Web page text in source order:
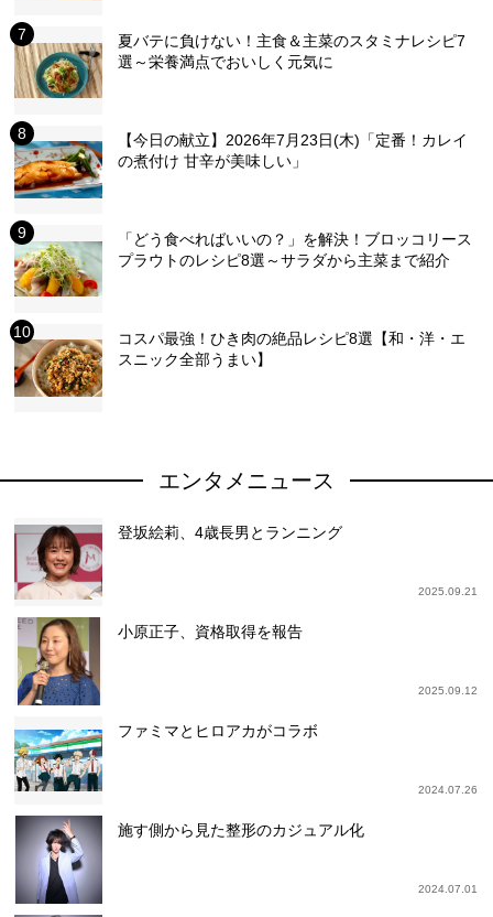
夏バテに負けない！主食＆主菜のスタミナレシピ7
選～栄養満点でおいしく元気に
【今日の献立】2026年7月23日(木)「定番！カレイ
の煮付け 甘辛が美味しい」
「どう食べればいいの？」を解決！ブロッコリース
プラウトのレシピ8選～サラダから主菜まで紹介
コスパ最強！ひき肉の絶品レシピ8選【和・洋・エ
スニック全部うまい】
エンタメニュース
登坂絵莉、4歳長男とランニング
2025.09.21
小原正子、資格取得を報告
2025.09.12
ファミマとヒロアカがコラボ
2024.07.26
施す側から見た整形のカジュアル化
2024.07.01